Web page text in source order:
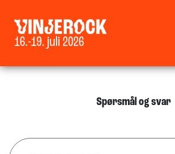
16.-19. juli 2026
Spørsmål og svar